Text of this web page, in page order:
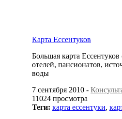
Карта Ессентуков
Большая карта
отелей, пансионатов,
воды
7 сентября 2010 -
11024 просмотра
Теги: карта ессентуки,